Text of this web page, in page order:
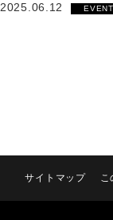
2025.06.12 EVENT
サイトマップ こ